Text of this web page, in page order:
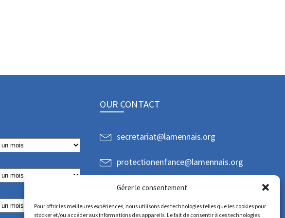
Gérer le consentement
Pour offrir les meilleures expériences, nous utilisons des technologies telles que les cookies pour
stocker et/ou accéder aux informations des appareils. Le fait de consentir à ces technologies
OUR CONTACT
secretariat@lamennais.org
protectionenfance@lamennais.org